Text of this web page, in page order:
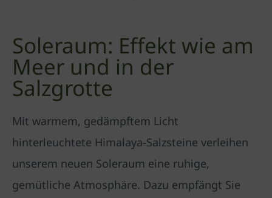
Soleraum: Effekt wie am
Meer und in der
Salzgrotte
Mit warmem, gedämpftem Licht
hinterleuchtete Himalaya-Salzsteine verleihen
unserem neuen Soleraum eine ruhige,
gemütliche Atmosphäre. Dazu empfängt Sie